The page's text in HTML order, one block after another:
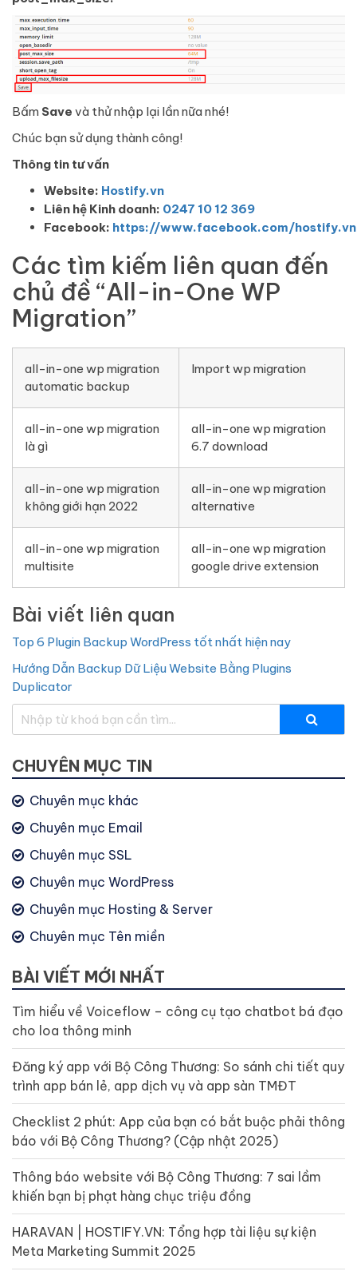
Bấm Save và thử nhập lại lần nữa nhé!
Chúc bạn sử dụng thành công!
Thông tin tư vấn
Website: Hostify.vn
Liên hệ Kinh doanh: 0247 10 12 369
Facebook: https://www.facebook.com/hostify.vn
Các tìm kiếm liên quan đến
chủ đề “All-in-One WP
Migration”
all-in-one wp migration
automatic backup
Import wp migration
all-in-one wp migration
là gì
all-in-one wp migration
6.7 download
all-in-one wp migration
không giới hạn 2022
all-in-one wp migration
alternative
all-in-one wp migration
multisite
all-in-one wp migration
google drive extension
Bài viết liên quan
Top 6 Plugin Backup WordPress tốt nhất hiện nay
Hướng Dẫn Backup Dữ Liệu Website Bằng Plugins
Duplicator
CHUYÊN MỤC TIN
Chuyên mục khác
Chuyên mục Email
Chuyên mục SSL
Chuyên mục WordPress
Chuyên mục Hosting & Server
Chuyên mục Tên miền
BÀI VIẾT MỚI NHẤT
Tìm hiểu về Voiceflow – công cụ tạo chatbot bá đạo
cho loa thông minh
Đăng ký app với Bộ Công Thương: So sánh chi tiết quy
trình app bán lẻ, app dịch vụ và app sàn TMĐT
Checklist 2 phút: App của bạn có bắt buộc phải thông
báo với Bộ Công Thương? (Cập nhật 2025)
Thông báo website với Bộ Công Thương: 7 sai lầm
khiến bạn bị phạt hàng chục triệu đồng
HARAVAN | HOSTIFY.VN: Tổng hợp tài liệu sự kiện
Meta Marketing Summit 2025